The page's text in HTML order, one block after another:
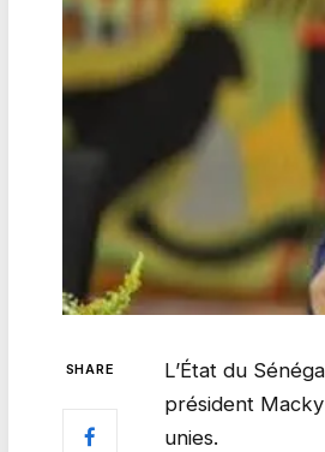
SHARE
L’État du
président
unies.